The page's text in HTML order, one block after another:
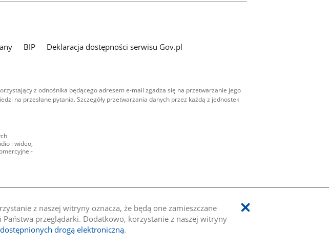
z naszej witryny oznacza, że będą one zamieszczane
przeglądarki. Dodatkowo, korzystanie z naszej witryny
drogą elektroniczną.
BIP
Deklaracja dostępności serwisu Gov.pl
z odnośnika będącego adresem e-mail zgadza się na przetwarzanie jego
na przesłane pytania. Szczegóły przetwarzania danych przez każdą z jednostek
i wideo,
-